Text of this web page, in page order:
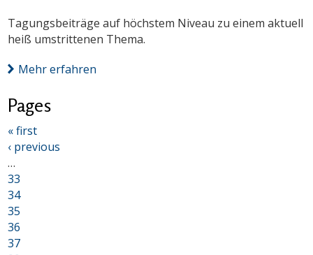
Tagungsbeiträge auf höchstem Niveau zu einem aktuell
heiß umstrittenen Thema.
Mehr erfahren
Pages
« first
‹ previous
…
33
34
35
36
37